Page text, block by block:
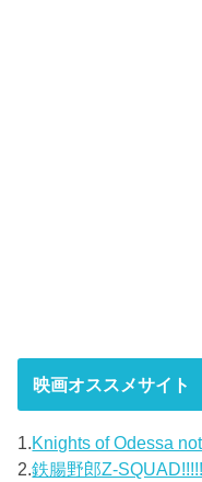
映画オススメサイト
1.Knights of Odessa
2.鉄腸野郎Z-